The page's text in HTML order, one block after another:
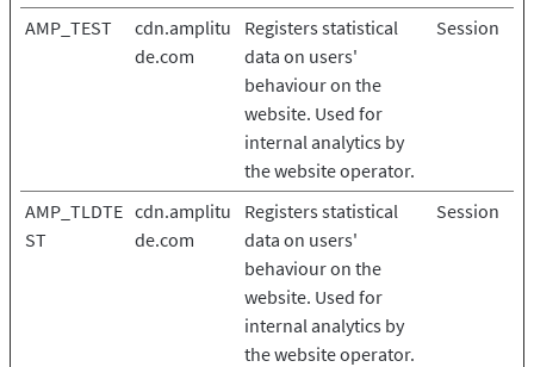
AMP_TEST
cdn.amplitu
de.com
Registers statistical
data on users'
behaviour on the
website. Used for
internal analytics by
the website operator.
Session
AMP_TLDTE
ST
cdn.amplitu
de.com
Registers statistical
data on users'
behaviour on the
website. Used for
internal analytics by
the website operator.
Session